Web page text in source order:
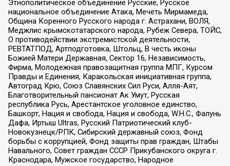
Этнополитическое объединение Русские, Русское
национальное объединение Атака, Мечеть Мирмамеда,
Община Коренного Русского народа г. Астрахани, ВОЛЯ,
Меджлис крымскотатарского народа, Рубеж Севера, ТОЙС,
О противодействии экстремистской деятельности,
РЕВТАТПОД, Артподготовка, Штольц, В честь иконы
Божией Матери Державная, Сектор 16, Независимость,
Фирма, Молодежная правозащитная группа МПГ, Курсом
Правды и Единения, Каракольская инициативная группа,
Автоград Крю, Союз Славянских Сил Руси, Алля-Аят,
Благотворительный пансионат Ак Умут, Русская
республика Русь, Арестантское уголовное единство,
Башкорт, Нация и свобода, Нация и свобода, W.H.С., Фалунь
Дафа, Иртыш Ultras, Русский Патриотический клуб-
Новокузнецк/РПК, Сибирский державный союз, Фонд
борьбы с коррупцией, Фонд защиты прав граждан, Штабы
Навального, Совет граждан СССР Прикубанского округа г.
Краснодара, Мужское государство, Народное